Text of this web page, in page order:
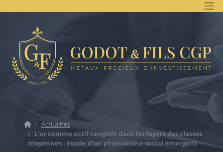
AccueilActualités
L'or comme actif tangible dans les foyers des classes
moyennes : étude d'un phénomène social émergent